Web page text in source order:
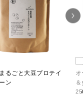
るごと大豆プロテイ
ン